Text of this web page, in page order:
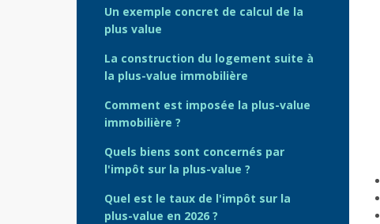
Un exemple concret de calcul de la
plus value
La construction du logement suite à
la plus-value immobilière
Comment est imposée la plus-value
immobilière ?
Quels biens sont concernés par
l'impôt sur la plus-value ?
Quel est le taux de l'impôt sur la
plus-value en 2026 ?